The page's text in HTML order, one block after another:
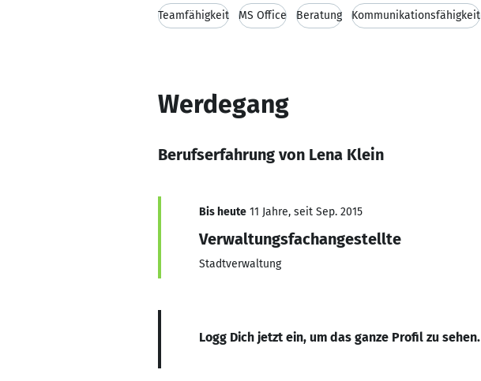
Teamfähigkeit MS Office Beratung Kommunikationsfähigkeit
Werdegang
Berufserfahrung von Lena Klein
Bis heute 11 Jahre, seit Sep. 2015
Verwaltungsfachangestellte
Stadtverwaltung
Logg Dich jetzt ein, um das ganze Profil zu sehen.